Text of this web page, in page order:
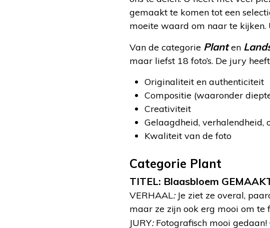
gemaakt te komen tot een
moeite waard om naar te kijken.
Van de categorie Planten
maar liefst 18 foto’s. De jury
Originaliteit en authenticiteit
Compositie (waaronder
Creativiteit
Gelaagdheid,
Kwaliteit van de foto
Categorie Plant
TITEL: Blaasbloem
VERHAAL:Je ziet ze overal,
maar ze zijn ook erg mooi om te
JURY:Fotografisch mooi gedaan!